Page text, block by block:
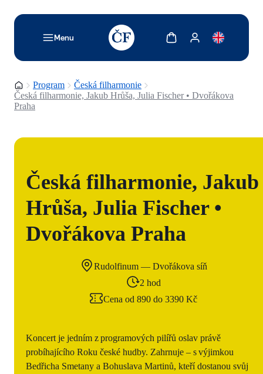
Menu
TODO: Add description for reader
Zobrazit košíkZobrazit můj účet
Domovská stránka
Program
Česká filharmonie
Česká filharmonie, Jakub Hrůša, Julia Fischer • Dvořákova
Praha
Česká filharmonie, Jakub
Hrůša, Julia Fischer •
Dvořákova Praha
Rudolfinum — Dvořákova síň
2 hod
Cena od 890 do 3390 Kč
Koncert je jedním z programových pilířů oslav právě
probíhajícího Roku české hudby. Zahrnuje – s výjimkou
Bedřicha Smetany a Bohuslava Martinů, kteří dostanou svůj